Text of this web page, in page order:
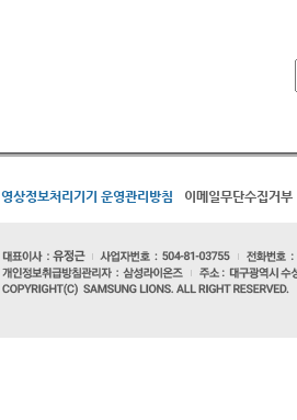
영상정보처리기기 운영관리방침 이메일무단수집거부